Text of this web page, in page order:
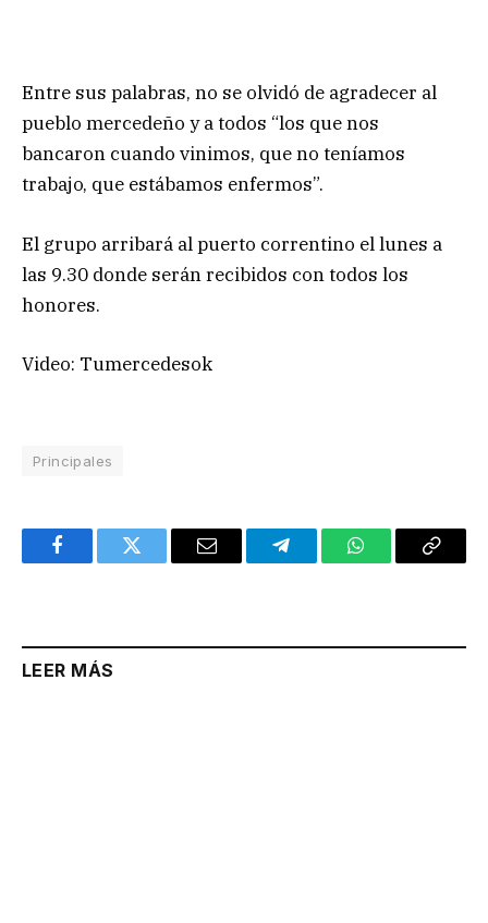
Entre sus palabras, no se olvidó de agradecer al
pueblo mercedeño y a todos “los que nos
bancaron cuando vinimos, que no teníamos
trabajo, que estábamos enfermos”.
El grupo arribará al puerto correntino el lunes a
las 9.30 donde serán recibidos con todos los
honores.
Video: Tumercedesok
Principales
FacebookTwitter Email TelegramWhatsAppCopy
LEER MÁS